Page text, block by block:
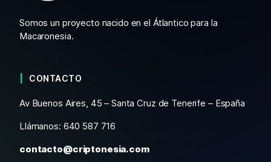
Somos un proyecto nacido en el Átlantico para la
Macaronesia.
CONTACTO
Av Buenos Aires, 45 – Santa Cruz de Tenerife – España
Llámanos: 640 587 716
contacto@criptonesia.com